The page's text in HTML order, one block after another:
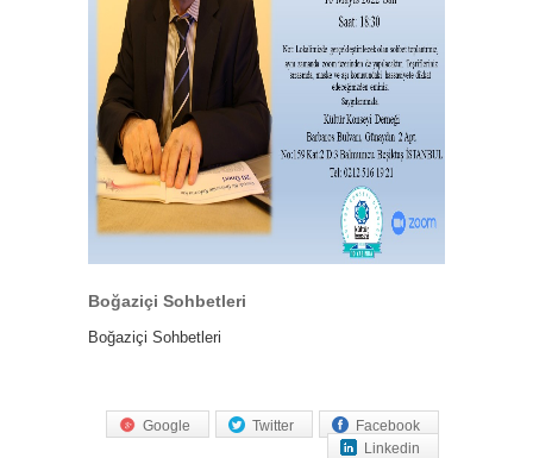
Boğaziçi Sohbetleri
Boğaziçi Sohbetleri
Facebook
Twitter
Google
Linkedin